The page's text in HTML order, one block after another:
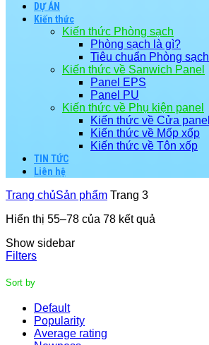
DỰ ÁN
Kiến thức
Kiến thức Phòng sạch
Phòng sạch là gì?
Tiêu chuẩn Phòng sạch
Kiến thức về Sanwich Panel
Panel EPS
Panel PU
Kiến thức về Phụ kiện panel
Kiến thức về Cửa panel
Kiến thức về Mốp xốp
Kiến thức về Tôn xốp
TIN TỨC
Liên hệ
Trang chủSản phẩm Trang 3
Hiển thị 55–78 của 78 kết quả
Show sidebar
Filters
Sort by
Default
Popularity
Average rating